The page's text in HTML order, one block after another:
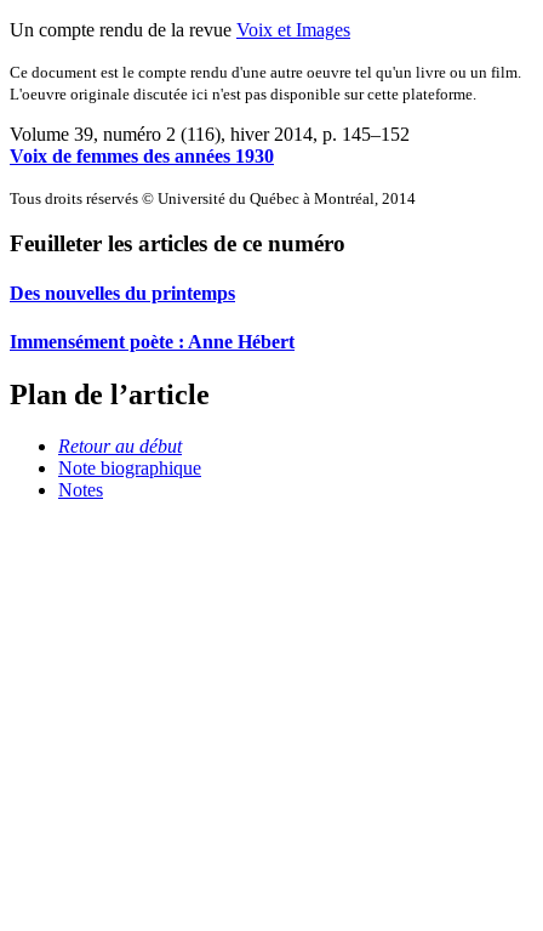
Un compte rendu de la revue Voix et Images
Ce document est le compte rendu d'une autre oeuvre tel qu'un livre ou un film.
L'oeuvre originale discutée ici n'est pas disponible sur cette plateforme.
Volume 39, numéro 2 (116), hiver 2014, p. 145–152
Voix de femmes des années 1930
Tous droits réservés © Université du Québec à Montréal, 2014
Feuilleter les articles de ce numéro
Des nouvelles du printemps
Immensément poète : Anne Hébert
Plan de l’article
Retour au début
Note biographique
Notes